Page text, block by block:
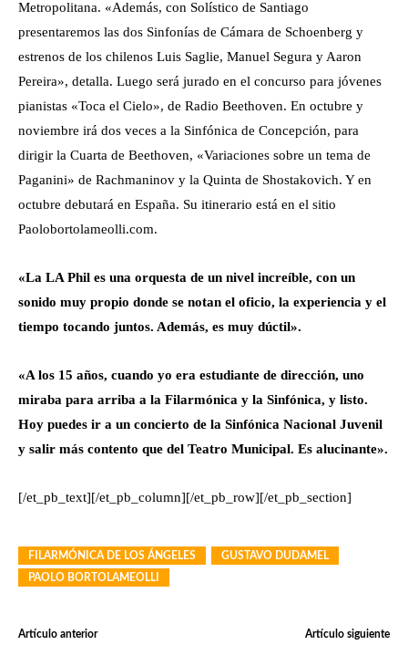
Metropolitana. «Además, con Solístico de Santiago
presentaremos las dos Sinfonías de Cámara de Schoenberg y
estrenos de los chilenos Luis Saglie, Manuel Segura y Aaron
Pereira», detalla. Luego será jurado en el concurso para jóvenes
pianistas «Toca el Cielo», de Radio Beethoven. En octubre y
noviembre irá dos veces a la Sinfónica de Concepción, para
dirigir la Cuarta de Beethoven, «Variaciones sobre un tema de
Paganini» de Rachmaninov y la Quinta de Shostakovich. Y en
octubre debutará en España. Su itinerario está en el sitio
Paolobortolameolli.com.
«La LA Phil es una orquesta de un nivel increíble, con un
sonido muy propio donde se notan el oficio, la experiencia y el
tiempo tocando juntos. Además, es muy dúctil».
«A los 15 años, cuando yo era estudiante de dirección, uno
miraba para arriba a la Filarmónica y la Sinfónica, y listo.
Hoy puedes ir a un concierto de la Sinfónica Nacional Juvenil
y salir más contento que del Teatro Municipal. Es alucinante».
[/et_pb_text][/et_pb_column][/et_pb_row][/et_pb_section]
FILARMÓNICA DE LOS ÁNGELES
GUSTAVO DUDAMEL
PAOLO BORTOLAMEOLLI
Artículo anterior Artículo siguiente